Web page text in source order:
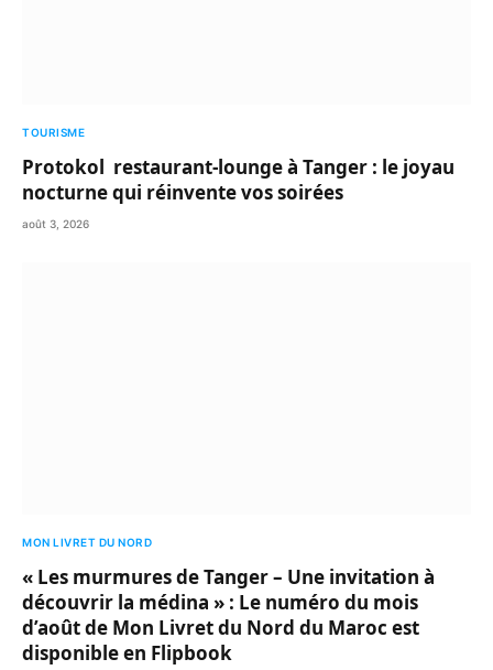
TOURISME
Protokol restaurant-lounge à Tanger : le joyau
nocturne qui réinvente vos soirées
août 3, 2026
MON LIVRET DU NORD
« Les murmures de Tanger – Une invitation à
découvrir la médina » : Le numéro du mois
d’août de Mon Livret du Nord du Maroc est
disponible en Flipbook